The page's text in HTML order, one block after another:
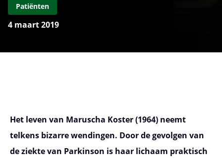
Patiënten
4 maart 2019
Het leven van Maruscha Koster (1964) neemt
telkens bizarre wendingen. Door de gevolgen van
de ziekte van Parkinson is haar lichaam praktisch